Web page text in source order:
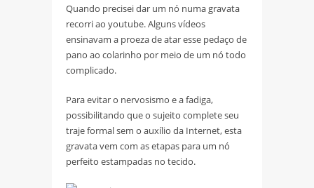
Quando precisei dar um nó numa gravata
recorri ao youtube. Alguns vídeos
ensinavam a proeza de atar esse pedaço de
pano ao colarinho por meio de um nó todo
complicado.
Para evitar o nervosismo e a fadiga,
possibilitando que o sujeito complete seu
traje formal sem o auxílio da Internet, esta
gravata vem com as etapas para um nó
perfeito estampadas no tecido.